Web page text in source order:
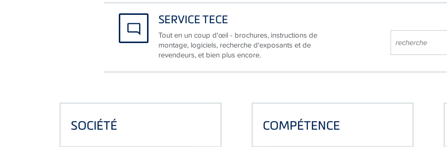
Tout en un coup d'œil - brochures, instructions de
revendeurs, et bien plus encore.
SOCIÉTÉ COMPÉTENCE